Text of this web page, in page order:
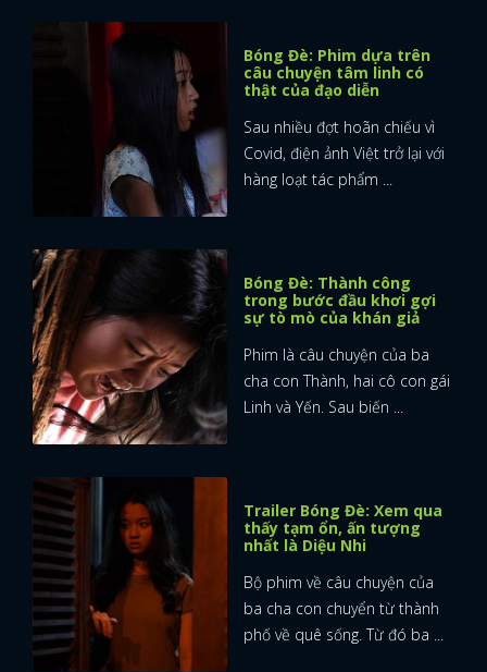
Bóng Đè: Phim dựa trên
câu chuyện tâm linh có
thật của đạo diễn
Sau nhiều đợt hoãn chiếu vì
Covid, điện ảnh Việt trở lại với
hàng loạt tác phẩm ...
Bóng Đè: Thành công
trong bước đầu khơi gợi
sự tò mò của khán giả
Phim là câu chuyện của ba
cha con Thành, hai cô con gái
Linh và Yến. Sau biến ...
Trailer Bóng Đè: Xem qua
thấy tạm ổn, ấn tượng
nhất là Diệu Nhi
Bộ phim về câu chuyện của
ba cha con chuyển từ thành
phố về quê sống. Từ đó ba ...